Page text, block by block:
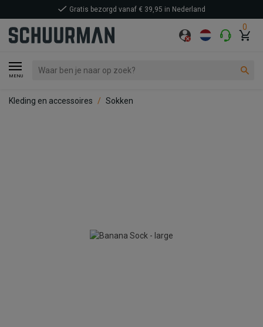
0
MENU
Gratis bezorgd vanaf € 39,95 in Nederland
Kleding en accessoires Sokken